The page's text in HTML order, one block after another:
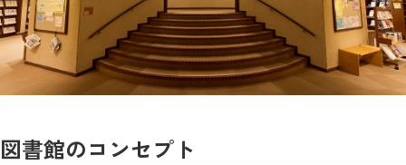
図書館のコンセプト